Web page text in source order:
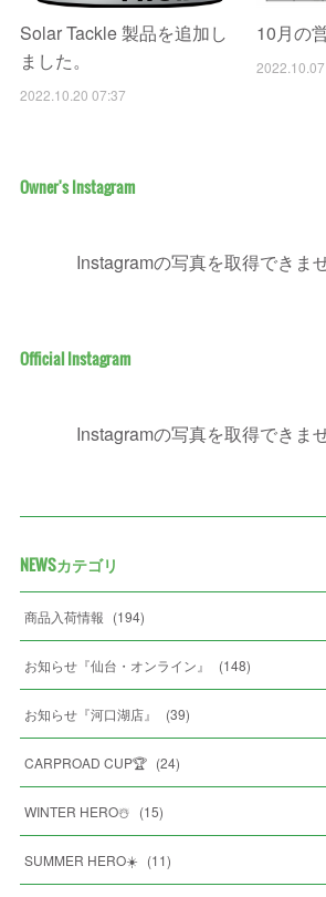
Solar Tackle 製品を追加し
ました。
2022.10.20 07:37
10月の
Owner's Instagram
Instagramの写真を取得できま
Official Instagram
Instagramの写真を取得できま
NEWSカテゴリ
商品入荷情報 (194)
お知らせ『仙台・オンライン』 (148)
お知らせ『河口湖店』 (39)
CARPROAD CUP🏆 (24)
WINTER HERO☃️ (15)
SUMMER HERO☀️ (11)